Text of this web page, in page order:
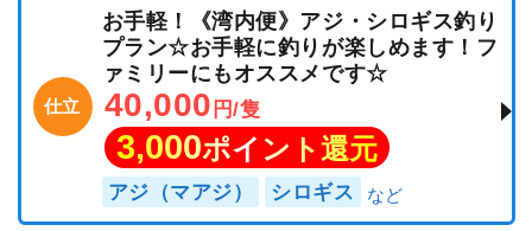
仕立
お手軽！《湾内便》アジ・シロギス釣り
プラン☆お手軽に釣りが楽しめます！フ
ァミリーにもオススメです☆
40,000 円/隻
3,000ポイント還元
アジ（マアジ） シロギス